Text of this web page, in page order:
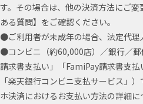
す。その場合は、他の決済方法にご変
ある質問】をご確認ください。
●ご利用者が未成年の場合、法定代理
●コンビニ（約60,000店）／銀行／
請求書支払い」「FamiPay請求書支払
「楽天銀行コンビニ支払サービス」
ホ決済におけるお支払い方法の詳細に